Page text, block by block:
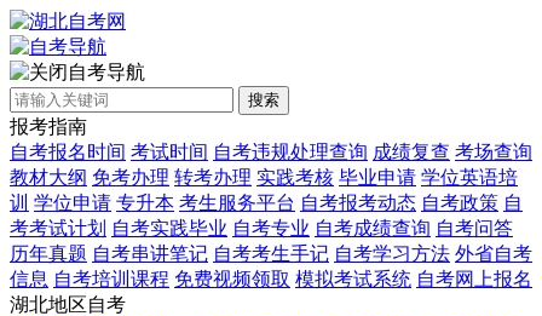
自考导航
搜索
报考指南
自考报名时间 考试时间 自考违规处理查询 成绩复查 考场查询
教材大纲 免考办理 转考办理 实践考核 毕业申请 学位英语培
训 学位申请 专升本 考生服务平台 自考报考动态 自考政策 自
考考试计划 自考实践毕业 自考专业 自考成绩查询 自考问答
历年真题 自考串讲笔记 自考考生手记 自考学习方法 外省自考
信息 自考培训课程 免费视频领取 模拟考试系统 自考网上报名
湖北地区自考